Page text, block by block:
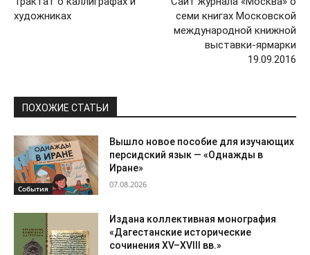
художниках
семи книгах Московской
международной книжной
выставки-ярмарки
19.09.2016
ПОХОЖИЕ СТАТЬИ
События
Вышло новое пособие для изучающих
персидский язык — «Однажды в
Иране»
07.08.2026
Издана коллективная монография
«Дагестанские исторические
сочинения XV–XVIII вв.»